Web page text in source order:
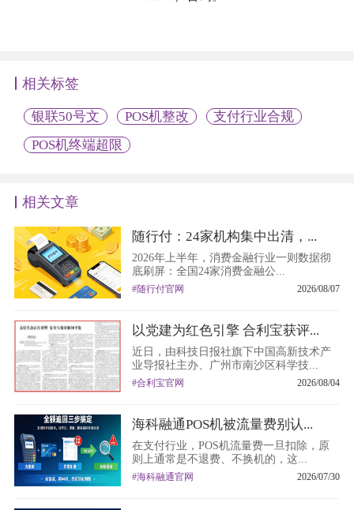
相关标签
银联50号文 POS机整改
支付行业合规
POS机终端超限
相关文章
随行付：24家机构集中出清，...
2026年上半年，消费金融行业一则数据彻
底刷屏：全国24家消费金融公...
#随行付官网 2026/08/07
以党建为红色引擎 合利宝获评...
近日，由科技日报社旗下中国高新技术产
业导报社主办、广州市南沙区科学技...
#合利宝官网 2026/08/04
海科融通POS机被流量费别认...
在支付行业，POS机流量费一旦扣除，原
则上通常是不退费、不换机的，这...
#海科融通官网 2026/07/30